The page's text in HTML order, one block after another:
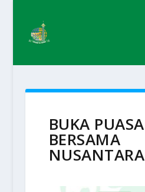
BUKA PUASA
BERSAMA
NUSANTARA